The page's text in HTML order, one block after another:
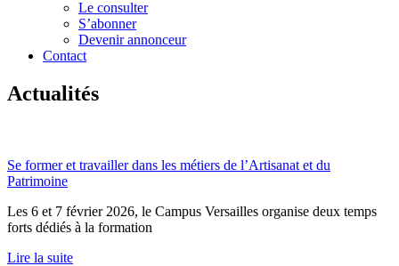
Le consulter
S’abonner
Devenir annonceur
Contact
Actualités
Se former et travailler dans les métiers de l’Artisanat et du
Patrimoine
Les 6 et 7 février 2026, le Campus Versailles organise deux temps
forts dédiés à la formation
Lire la suite